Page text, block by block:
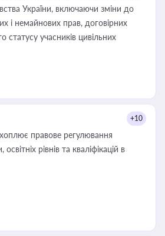
України, включаючи зміни до
і немайнових прав, договірних
статусу учасників цивільних
+10
правове регулювання
рівнів та кваліфікацій в